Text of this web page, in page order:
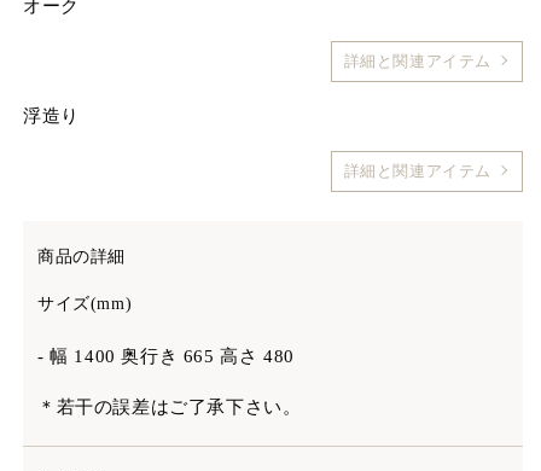
オーク
詳細と関連アイテム
浮造り
詳細と関連アイテム
商品の詳細
サイズ(mm)
- 幅 1400 奥行き 665 高さ 480
＊若干の誤差はご了承下さい。